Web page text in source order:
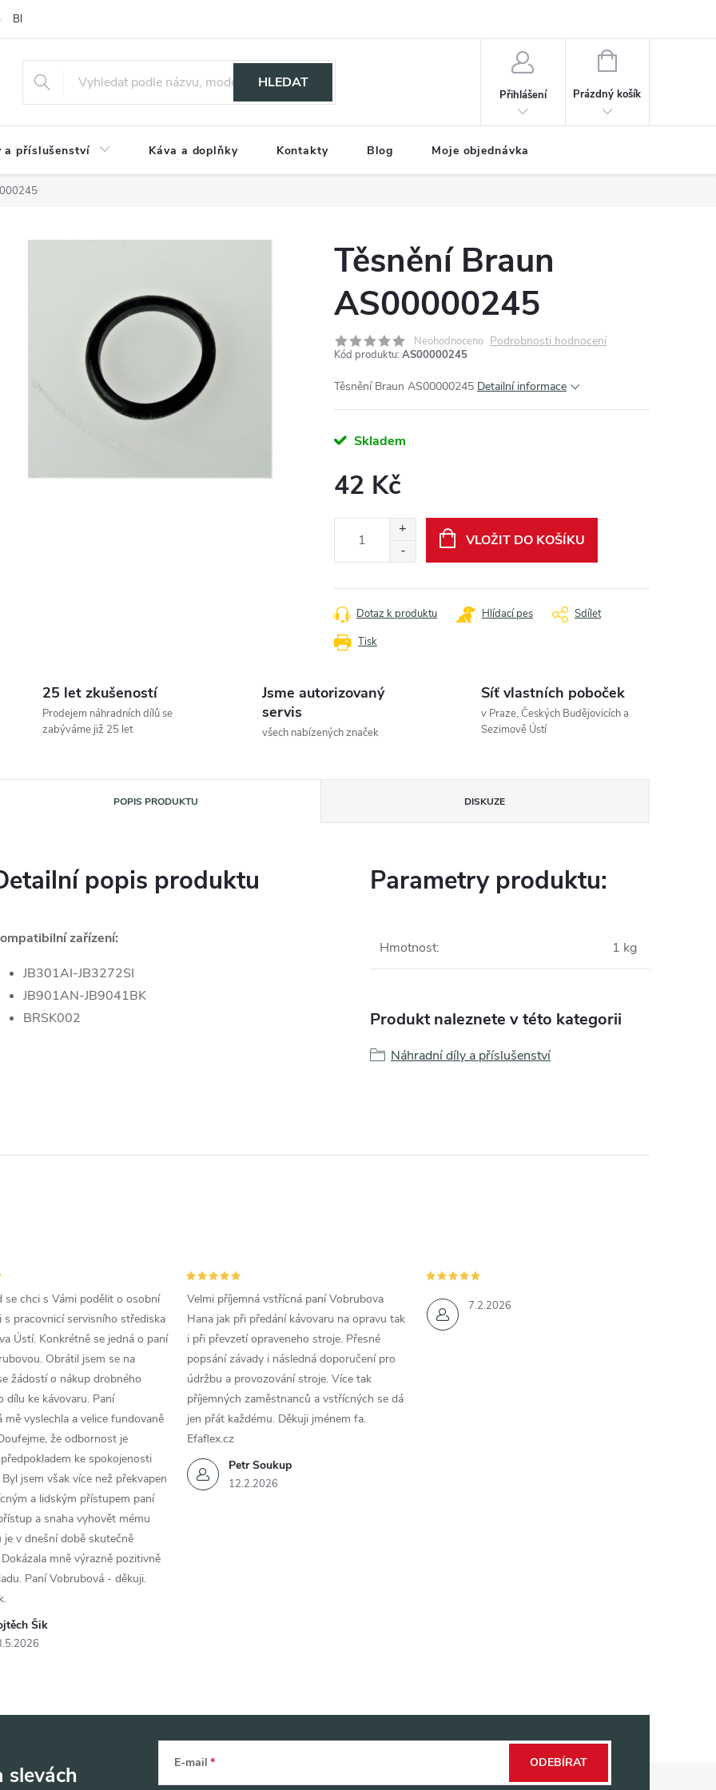
Blog
HLEDAT
Přihlášení
NÁKUPNÍ
Prázdný košík
a příslušenství Káva a doplňky Kontakty Blog Moje objednávka
Těsnění Braun
AS00000245
Neohodnoceno Podrobnosti hodnocení
Kód produktu: AS00000245
Těsnění Braun AS00000245 Detailní informace
Skladem
42 Kč
VLOŽIT DO KOŠÍKU
Tisk
Dotaz k produktu Hlídací pes Sdílet
25 let zkušeností
Prodejem náhradních dílů se
zabýváme již 25 let
Jsme autorizovaný
servis
všech nabízených značek
Síť vlastních poboček
v Praze, Českých Budějovicích a
Sezimově Ústí
POPIS PRODUKTU DISKUZE
popis produktu
zařízení:
JB301AI-JB3272SI
JB901AN-JB9041BK
BRSK002
Parametry produktu:
Hmotnost: 1 kg
Produkt naleznete v této kategorii
Náhradní díly a příslušenství
Šik
se chci s Vámi podělit o osobní
s pracovnicí servisního střediska
Ústí. Konkrétně se jedná o paní
Obrátil jsem se na
žádostí o nákup drobného
dílu ke kávovaru. Paní
mě vyslechla a velice fundovaně
že odbornost je
ke spokojenosti
jsem však více než překvapen
a lidským přístupem paní
a snaha vyhovět mému
je v dnešní době skutečně
mně výrazně pozitivně
Paní Vobrubová - děkuji.
Petr Soukup
12.2.2026
Velmi příjemná vstřícná paní Vobrubova
Hana jak při předání kávovaru na opravu tak
i při převzetí opraveneho stroje. Přesné
popsání závady i následná doporučení pro
údržbu a provozování stroje. Více tak
příjemných zaměstnanců a vstřícných se dá
jen přát každému. Děkuji jménem fa.
Efaflex.cz
7.2.2026
slevách E-mail ODEBÍRAT